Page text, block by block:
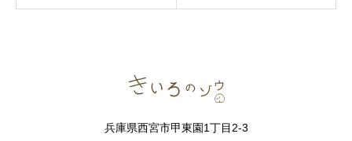
兵庫県西宮市甲東園1丁目2-3